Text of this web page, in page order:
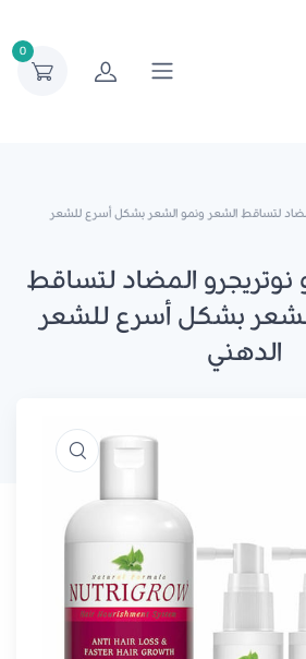
0
لتساقط الشعر ونمو الشعر بشكل أسرع للشعر
المضاد لتساقط
بشكل أسرع للشعر
الدهني